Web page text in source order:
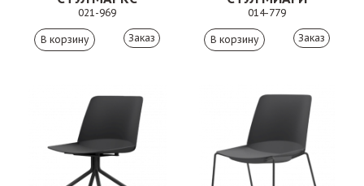
021-969
Заказ
014-779
Заказ